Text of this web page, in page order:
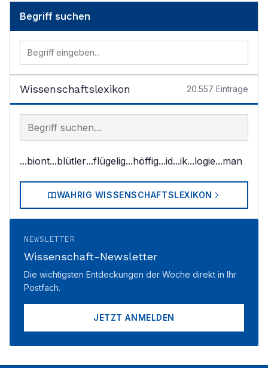
Begriff suchen
Wissenschaftslexikon 20.557 Einträge
Begriff im Lexikon suchen
...biont...blütler...flügelig...höffig...id...ik...logie...man
WAHRIG WISSENSCHAFTSLEXIKON
NEWSLETTER
Wissenschaft-Newsletter
Die wichtigsten Entdeckungen der Woche direkt in Ihr
Postfach.
JETZT ANMELDEN